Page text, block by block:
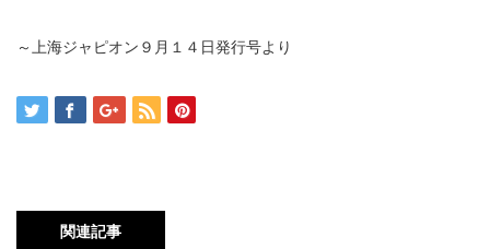
～上海ジャピオン９月１４日発行号より
関連記事